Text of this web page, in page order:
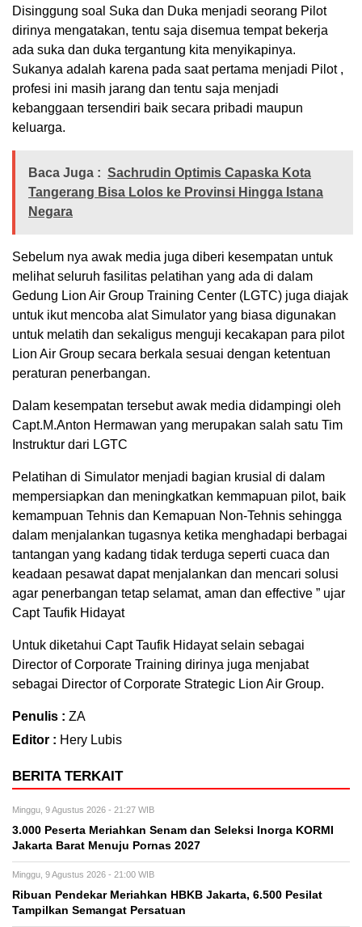
Disinggung soal Suka dan Duka menjadi seorang Pilot
dirinya mengatakan, tentu saja disemua tempat bekerja
ada suka dan duka tergantung kita menyikapinya.
Sukanya adalah karena pada saat pertama menjadi Pilot ,
profesi ini masih jarang dan tentu saja menjadi
kebanggaan tersendiri baik secara pribadi maupun
keluarga.
Baca Juga : Sachrudin Optimis Capaska Kota
Tangerang Bisa Lolos ke Provinsi Hingga Istana
Negara
Sebelum nya awak media juga diberi kesempatan untuk
melihat seluruh fasilitas pelatihan yang ada di dalam
Gedung Lion Air Group Training Center (LGTC) juga diajak
untuk ikut mencoba alat Simulator yang biasa digunakan
untuk melatih dan sekaligus menguji kecakapan para pilot
Lion Air Group secara berkala sesuai dengan ketentuan
peraturan penerbangan.
Dalam kesempatan tersebut awak media didampingi oleh
Capt.M.Anton Hermawan yang merupakan salah satu Tim
Instruktur dari LGTC
Pelatihan di Simulator menjadi bagian krusial di dalam
mempersiapkan dan meningkatkan kemmapuan pilot, baik
kemampuan Tehnis dan Kemapuan Non-Tehnis sehingga
dalam menjalankan tugasnya ketika menghadapi berbagai
tantangan yang kadang tidak terduga seperti cuaca dan
keadaan pesawat dapat menjalankan dan mencari solusi
agar penerbangan tetap selamat, aman dan effective ” ujar
Capt Taufik Hidayat
Untuk diketahui Capt Taufik Hidayat selain sebagai
Director of Corporate Training dirinya juga menjabat
sebagai Director of Corporate Strategic Lion Air Group.
Penulis : ZA
Editor : Hery Lubis
BERITA TERKAIT
Minggu, 9 Agustus 2026 - 21:27 WIB
3.000 Peserta Meriahkan Senam dan Seleksi Inorga KORMI
Jakarta Barat Menuju Pornas 2027
Minggu, 9 Agustus 2026 - 21:00 WIB
Ribuan Pendekar Meriahkan HBKB Jakarta, 6.500 Pesilat
Tampilkan Semangat Persatuan